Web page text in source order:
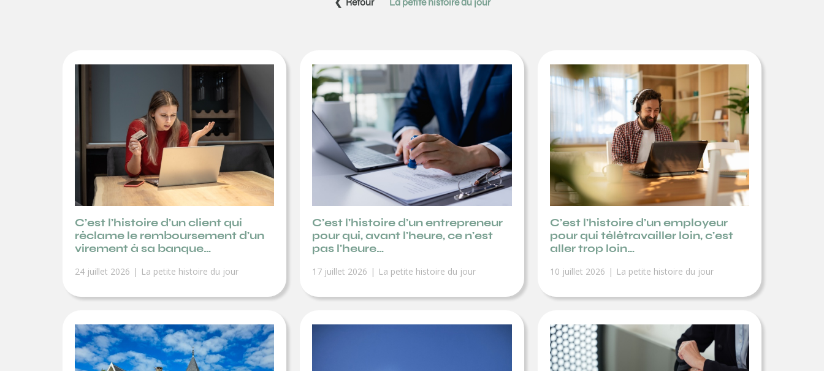
C’est l’histoire d’un client qui
réclame le remboursement d’un
virement à sa banque…
24 juillet 2026 La petite histoire du jour
C’est l’histoire d’un entrepreneur
pour qui, avant l’heure, ce n’est
pas l’heure…
17 juillet 2026 La petite histoire du jour
C’est l’histoire d’un employeur
pour qui télétravailler loin, c’est
aller trop loin…
10 juillet 2026 La petite histoire du jour